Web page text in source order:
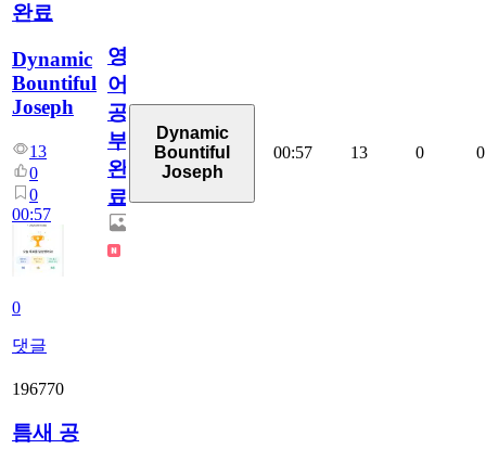
완료
Dynamic
Bountiful
Joseph
13
0
0
00:57
0
댓글
영
어
공
부
완
료
Dynamic
Bountiful
Joseph
00:57 13 0 0
196770
틈새 공